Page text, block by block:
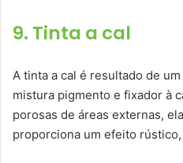
9. Tinta a cal
A tinta a cal é resultado de
mistura pigmento e fixador à
porosas de áreas externas,
proporciona um efeito